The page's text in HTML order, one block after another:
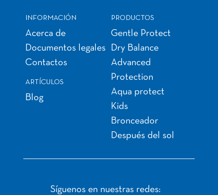
INFORMACIÓN
Acerca de
Documentos legales
Contactos
ARTÍCULOS
Blog
PRODUCTOS
Gentle Protect
Dry Balance
Advanced
Protection
Aqua protect
Kids
Bronceador
Después del sol
Síguenos en nuestras redes: